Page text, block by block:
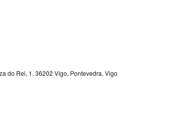
do Rei, 1, 36202 Vigo, Pontevedra, Vigo